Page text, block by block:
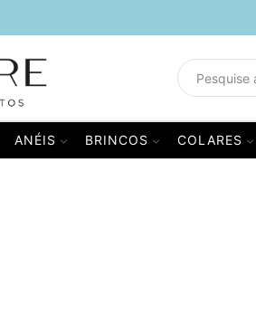
ANÉIS BRINCOS COLARES